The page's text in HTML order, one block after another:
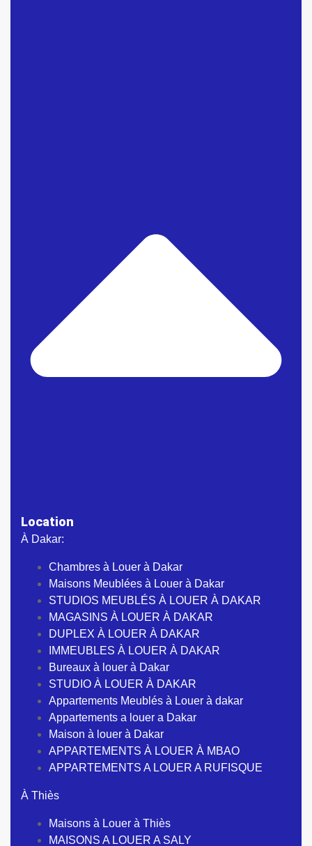
Location
À Dakar:
Chambres à Louer à Dakar
Maisons Meublées à Louer à Dakar
STUDIOS MEUBLÉS À LOUER À DAKAR
MAGASINS À LOUER À DAKAR
DUPLEX À LOUER À DAKAR
IMMEUBLES À LOUER À DAKAR
Bureaux à louer à Dakar
STUDIO À LOUER À DAKAR
Appartements Meublés à Louer à dakar
Appartements a louer a Dakar
Maison à louer à Dakar
APPARTEMENTS À LOUER À MBAO
APPARTEMENTS A LOUER A RUFISQUE
À Thiès
Maisons à Louer à Thiès
MAISONS A LOUER A SALY